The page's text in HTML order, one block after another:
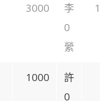
3000
李
0
縈
1000
許
0